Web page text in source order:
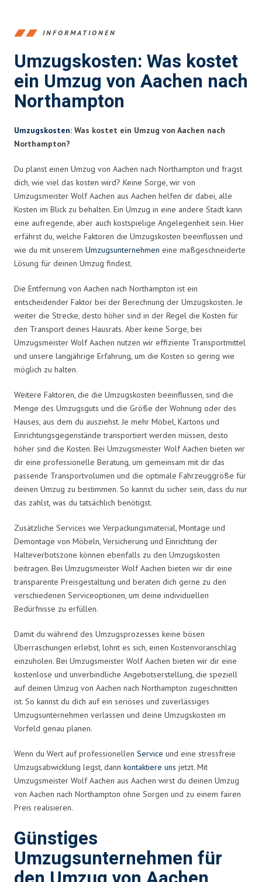
INFORMATIONEN
Umzugskosten: Was kostet
ein Umzug von Aachen nach
Northampton
Umzugskosten: Was kostet ein Umzug von Aachen nach
Northampton?
Du planst einen Umzug von Aachen nach Northampton und fragst
dich, wie viel das kosten wird? Keine Sorge, wir von
Umzugsmeister Wolf Aachen aus Aachen helfen dir dabei, alle
Kosten im Blick zu behalten. Ein Umzug in eine andere Stadt kann
eine aufregende, aber auch kostspielige Angelegenheit sein. Hier
erfährst du, welche Faktoren die Umzugskosten beeinflussen und
wie du mit unserem Umzugsunternehmen eine maßgeschneiderte
Lösung für deinen Umzug findest.
Die Entfernung von Aachen nach Northampton ist ein
entscheidender Faktor bei der Berechnung der Umzugskosten. Je
weiter die Strecke, desto höher sind in der Regel die Kosten für
den Transport deines Hausrats. Aber keine Sorge, bei
Umzugsmeister Wolf Aachen nutzen wir effiziente Transportmittel
und unsere langjährige Erfahrung, um die Kosten so gering wie
möglich zu halten.
Weitere Faktoren, die die Umzugskosten beeinflussen, sind die
Menge des Umzugsguts und die Größe der Wohnung oder des
Hauses, aus dem du ausziehst. Je mehr Möbel, Kartons und
Einrichtungsgegenstände transportiert werden müssen, desto
höher sind die Kosten. Bei Umzugsmeister Wolf Aachen bieten wir
dir eine professionelle Beratung, um gemeinsam mit dir das
passende Transportvolumen und die optimale Fahrzeuggröße für
deinen Umzug zu bestimmen. So kannst du sicher sein, dass du nur
das zahlst, was du tatsächlich benötigst.
Zusätzliche Services wie Verpackungsmaterial, Montage und
Demontage von Möbeln, Versicherung und Einrichtung der
Halteverbotszone können ebenfalls zu den Umzugskosten
beitragen. Bei Umzugsmeister Wolf Aachen bieten wir dir eine
transparente Preisgestaltung und beraten dich gerne zu den
verschiedenen Serviceoptionen, um deine individuellen
Bedürfnisse zu erfüllen.
Damit du während des Umzugsprozesses keine bösen
Überraschungen erlebst, lohnt es sich, einen Kostenvoranschlag
einzuholen. Bei Umzugsmeister Wolf Aachen bieten wir dir eine
kostenlose und unverbindliche Angebotserstellung, die speziell
auf deinen Umzug von Aachen nach Northampton zugeschnitten
ist. So kannst du dich auf ein seriöses und zuverlässiges
Umzugsunternehmen verlassen und deine Umzugskosten im
Vorfeld genau planen.
Wenn du Wert auf professionellen Service und eine stressfreie
Umzugsabwicklung legst, dann kontaktiere uns jetzt. Mit
Umzugsmeister Wolf Aachen aus Aachen wirst du deinen Umzug
von Aachen nach Northampton ohne Sorgen und zu einem fairen
Preis realisieren.
Günstiges
Umzugsunternehmen für